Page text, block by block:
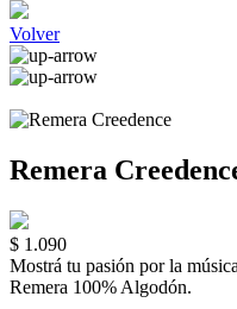
Volver
Remera
$ 1.090
Mostrá tu pasión por la
Remera 100% Algodón.